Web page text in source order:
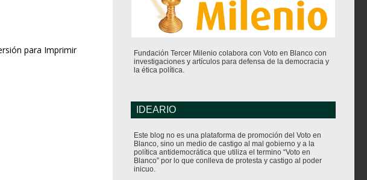
para Imprimir
Fundación Tercer Milenio colabora con Voto en Blanco con
investigaciones y artículos para defensa de la democracia y
la ética política.
IDEARIO
Este blog no es una plataforma de promoción del Voto en
Blanco, sino un medio de castigo al mal gobierno y a la
política antidemocrática que utiliza el termino “Voto en
Blanco” por lo que conlleva de protesta y castigo al poder
inicuo.